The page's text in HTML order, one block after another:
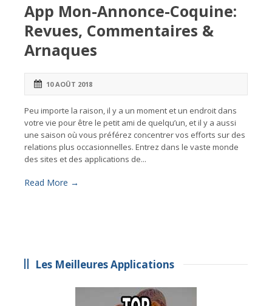
App Mon-Annonce-Coquine:
Revues, Commentaires &
Arnaques
10 AOÛT 2018
Peu importe la raison, il y a un moment et un endroit dans
votre vie pour être le petit ami de quelqu’un, et il y a aussi
une saison où vous préférez concentrer vos efforts sur des
relations plus occasionnelles. Entrez dans le vaste monde
des sites et des applications de...
Read More →
Les Meilleures Applications